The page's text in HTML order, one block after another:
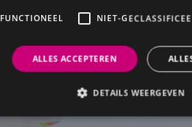
FUNCTIONEEL NIET-
ALLES ACCEPTEREN
DETAILS WEERGEVEN